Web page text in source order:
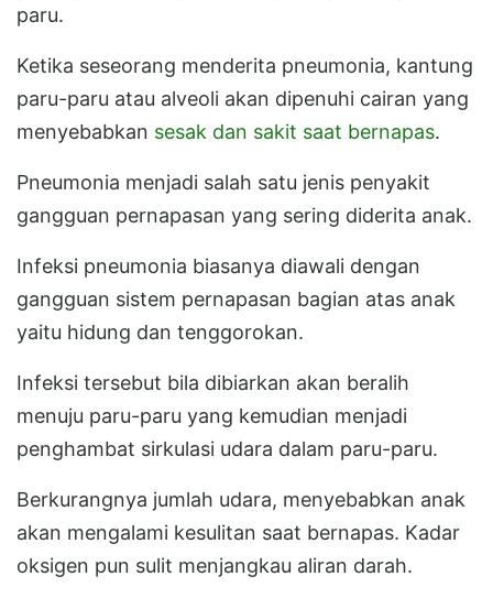
paru.
Ketika seseorang menderita pneumonia, kantung
paru-paru atau alveoli akan dipenuhi cairan yang
menyebabkan sesak dan sakit saat bernapas.
Pneumonia menjadi salah satu jenis penyakit
gangguan pernapasan yang sering diderita anak.
Infeksi pneumonia biasanya diawali dengan
gangguan sistem pernapasan bagian atas anak
yaitu hidung dan tenggorokan.
Infeksi tersebut bila dibiarkan akan beralih
menuju paru-paru yang kemudian menjadi
penghambat sirkulasi udara dalam paru-paru.
Berkurangnya jumlah udara, menyebabkan anak
akan mengalami kesulitan saat bernapas. Kadar
oksigen pun sulit menjangkau aliran darah.